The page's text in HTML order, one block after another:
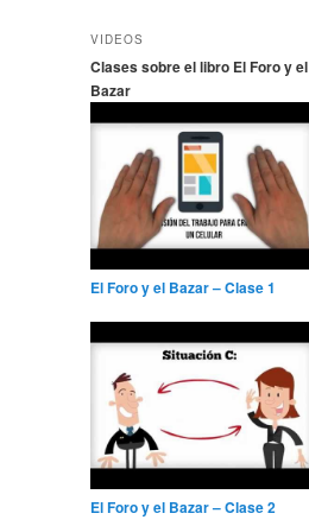
c
r
VIDEOS
Clases sobre el libro El Foro y el
Bazar
El Foro y el Bazar – Clase 1
El Foro y el Bazar – Clase 2